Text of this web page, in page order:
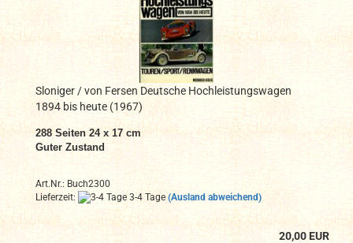
Sloniger / von Fersen Deutsche Hochleistungswagen
1894 bis heute (1967)
288 Seiten 24 x 17 cm
Guter Zustand
Art.Nr.: Buch2300
Lieferzeit:
3-4 Tage (Ausland abweichend)
20,00 EUR